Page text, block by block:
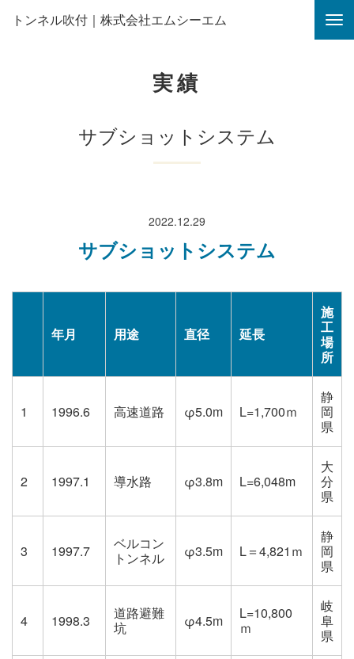
トンネル吹付｜株式会社エムシーエム
実績
サブショットシステム
2022.12.29
サブショットシステム
年月 用途 直径 延長
施
工
場
所
1 1996.6 高速道路 φ5.0m L=1,700ｍ
静
岡
県
2 1997.1 導水路 φ3.8m L=6,048m
大
分
県
3 1997.7
ベルコン
トンネル
φ3.5m L＝4,821ｍ
静
岡
県
4 1998.3
道路避難
坑
φ4.5m
L=10,800
ｍ
岐
阜
県